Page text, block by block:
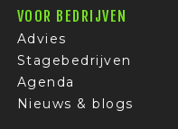
VOOR BEDRIJVEN
Advies
Stagebedrijven
Agenda
Nieuws & blogs